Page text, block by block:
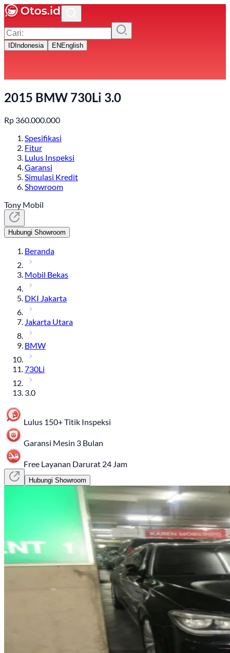
ID Indonesia EN English
2015 BMW 730Li 3.0
Rp 360.000.000
Spesifikasi
Fitur
Lulus Inspeksi
Garansi
Simulasi Kredit
Showroom
Tony Mobil
Hubungi Showroom
Beranda
Mobil Bekas
DKI Jakarta
Jakarta Utara
BMW
730Li
3.0
Lulus 150+ Titik Inspeksi
Garansi Mesin 3 Bulan
Free Layanan Darurat 24 Jam
Hubungi Showroom